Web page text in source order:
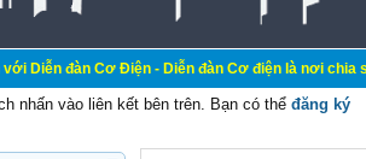
Cơ Điện - Diễn đàn Cơ điện là nơi chia sẽ kiến
nhấn vào liên kết bên trên. Bạn có thể đăng ký